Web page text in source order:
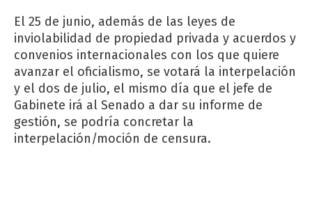
El 25 de junio, además de las leyes de
inviolabilidad de propiedad privada y acuerdos y
convenios internacionales con los que quiere
avanzar el oficialismo, se votará la interpelación
y el dos de julio, el mismo día que el jefe de
Gabinete irá al Senado a dar su informe de
gestión, se podría concretar la
interpelación/moción de censura.